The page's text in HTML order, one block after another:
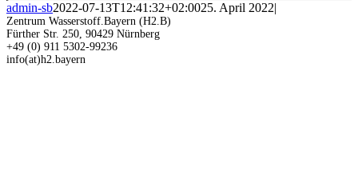
admin-sb2022-07-13T12:41:32+02:0025. April 2022|
Zentrum Wasserstoff.Bayern (H2.B)
Fürther Str. 250, 90429 Nürnberg
+49 (0) 911 5302-99236
info(at)h2.bayern